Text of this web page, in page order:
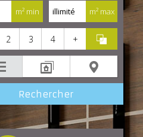
m² min m² max
2 3 4 +